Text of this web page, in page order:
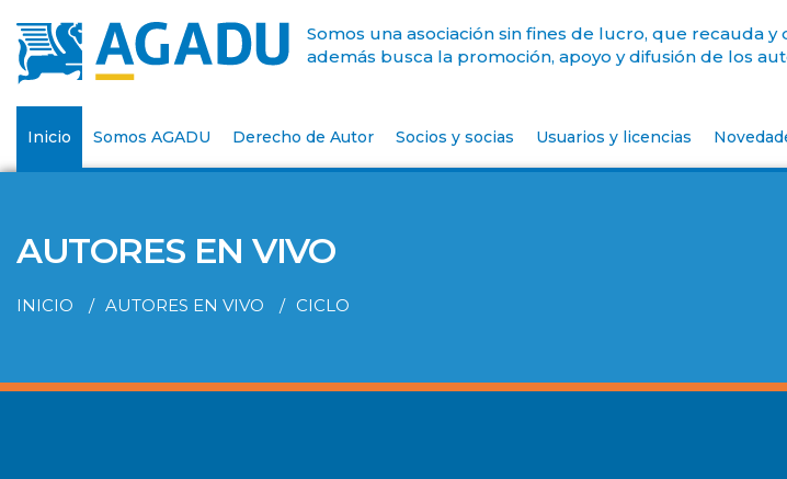
Somos una asociación sin fines de lucro, que recauda
además busca la promoción, apoyo y difusión de los
Inicio Somos AGADU Derecho de Autor Socios y socias Usuarios y licencias
AUTORES EN VIVO
INICIO AUTORES EN VIVO CICLO